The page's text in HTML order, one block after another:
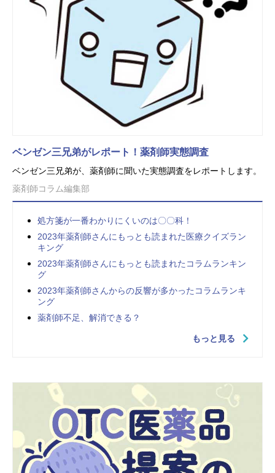
ベンゼン三兄弟がレポート！薬剤師実態調査
ベンゼン三兄弟が、薬剤師に聞いた実態調査をレポートします。
薬剤師コラム編集部
処方箋が一番わかりにくいのは〇〇科！
2023年薬剤師さんにもっとも読まれた医療クイズラン
キング
2023年薬剤師さんにもっとも読まれたコラムランキン
グ
2023年薬剤師さんからの反響が多かったコラムランキ
ング
薬剤師不足、解消できる？
もっと見る